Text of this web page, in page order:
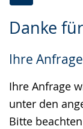
Danke
Ihre
Ihre Anfrage
unter den
Bitte
Leichten
wechseln.
Audio-
Video
Deutscher
wird
angezeigt.